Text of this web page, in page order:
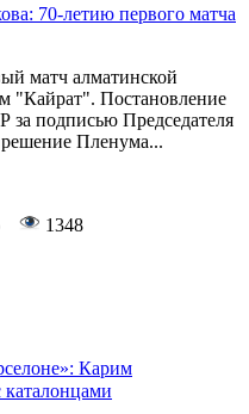
70-летию первого матча
матч алматинской
"Кайрат". Постановление
за подписью Председателя
Пленума...
1348
Карим